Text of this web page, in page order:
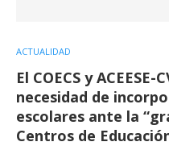
ACTUALIDAD
El COECS y
necesidad de
escolares ante la
Centros de